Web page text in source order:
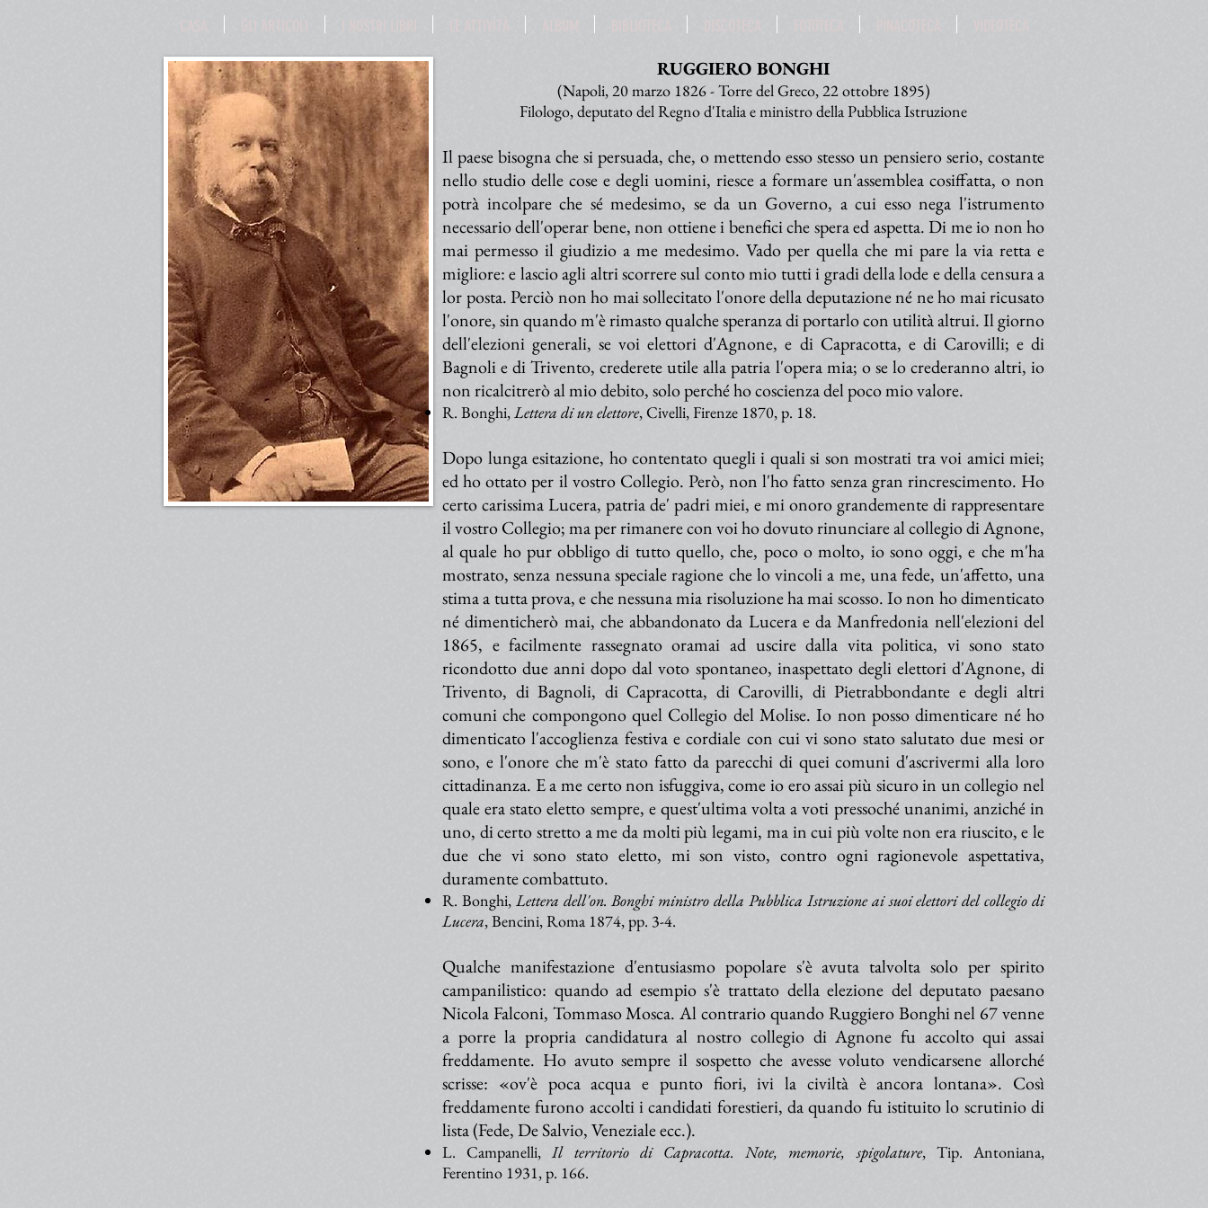
RUGGIERO BONGHI
(Napoli, 20 marzo 1826 - Torre del Greco, 22 ottobre 1895)
Filologo, deputato del Regno d'Italia e ministro della Pubblica Istruzione
Il paese bisogna che si persuada, che, o mettendo esso stesso un pensiero serio, costante
nello studio delle cose e degli uomini, riesce a formare un'assemblea cosiffatta, o non
potrà incolpare che sé medesimo, se da un Governo, a cui esso nega l'istrumento
necessario dell'operar bene, non ottiene i benefici che spera ed aspetta. Di me io non ho
mai permesso il giudizio a me medesimo. Vado per quella che mi pare la via retta e
migliore: e lascio agli altri scorrere sul conto mio tutti i gradi della lode e della censura a
lor posta. Perciò non ho mai sollecitato l'onore della deputazione né ne ho mai ricusato
l'onore, sin quando m'è rimasto qualche speranza di portarlo con utilità altrui. Il giorno
dell'elezioni generali, se voi elettori d'Agnone, e di Capracotta, e di Carovilli; e di
Bagnoli e di Trivento, crederete utile alla patria l'opera mia; o se lo crederanno altri, io
non ricalcitrerò al mio debito, solo perché ho coscienza del poco mio valore.
R. Bonghi,Lettera di un elettore, Civelli, Firenze 1870, p. 18.
Dopo lunga esitazione, ho contentato quegli i quali si son mostrati tra voi amici miei;
ed ho ottato per il vostro Collegio. Però, non l'ho fatto senza gran rincrescimento. Ho
certo carissima Lucera, patria de' padri miei, e mi onoro grandemente di rappresentare
il vostro Collegio; ma per rimanere con voi ho dovuto rinunciare al collegio di Agnone,
al quale ho pur obbligo di tutto quello, che, poco o molto, io sono oggi, e che m'ha
mostrato, senza nessuna speciale ragione che lo vincoli a me, una fede, un'affetto, una
stima a tutta prova, e che nessuna mia risoluzione ha mai scosso. Io non ho dimenticato
né dimenticherò mai, che abbandonato da Lucera e da Manfredonia nell'elezioni del
1865, e facilmente rassegnato oramai ad uscire dalla vita politica, vi sono stato
ricondotto due anni dopo dal voto spontaneo, inaspettato degli elettori d'Agnone, di
Trivento, di Bagnoli, di Capracotta, di Carovilli, di Pietrabbondante e degli altri
comuni che compongono quel Collegio del Molise. Io non posso dimenticare né ho
dimenticato l'accoglienza festiva e cordiale con cui vi sono stato salutato due mesi or
sono, e l'onore che m'è stato fatto da parecchi di quei comuni d'ascrivermi alla loro
cittadinanza. E a me certo non isfuggiva, come io ero assai più sicuro in un collegio nel
quale era stato eletto sempre, e quest'ultima volta a voti pressoché unanimi, anziché in
uno, di certo stretto a me da molti più legami, ma in cui più volte non era riuscito, e le
due che vi sono stato eletto, mi son visto, contro ogni ragionevole aspettativa,
duramente combattuto.
R. Bonghi, Lettera dell'on. Bonghi ministro della Pubblica Istruzione ai suoi elettori del collegio di
Lucera, Bencini, Roma 1874, pp. 3-4.
Qualche manifestazione d'entusiasmo popolare s'è avuta talvolta solo per spirito
campanilistico: quando ad esempio s'è trattato della elezione del deputato paesano
Nicola Falconi, Tommaso Mosca. Al contrario quando Ruggiero Bonghi nel 67 venne
a porre la propria candidatura al nostro collegio di Agnone fu accolto qui assai
freddamente. Ho avuto sempre il sospetto che avesse voluto vendicarsene allorché
scrisse: «ov'è poca acqua e punto fiori, ivi la civiltà è ancora lontana». Così
freddamente furono accolti i candidati forestieri, da quando fu istituito lo scrutinio di
lista (Fede, De Salvio, Veneziale ecc.).
L. Campanelli,Il territorio di Capracotta. Note, memorie, spigolature, Tip. Antoniana,
Ferentino 1931,p. 166.